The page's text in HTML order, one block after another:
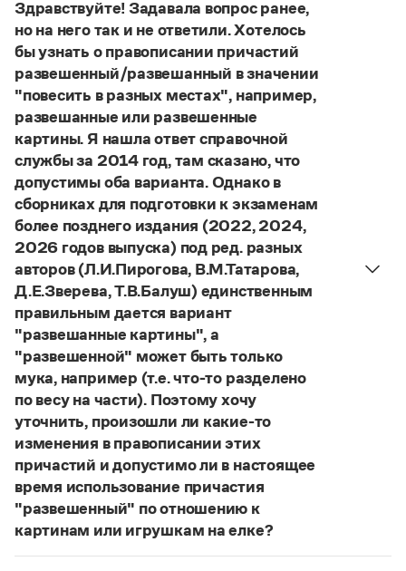
Словари русского языка как государственного
Справочники
Правила русской орфографии и пунктуации
Русский язык. Краткий теоретический курс
для школьников
Письмовник
Справочник по пунктуации
Словарь-справочник трудностей
Справочник по фразеологии
Азбучные истины
Словарь-справочник непростые слова
Все справочники портала
Журнал
Новости и события
Статьи
Монологи
Интервью
Лекции и подкасты
Рекомендуем
Учебник Грамоты
Управление в русском языке
Словарь русских имён
Словарь методических терминов
Правила русской орфографии и пунктуации
(1956)
Здравствуйте! Задавала вопрос ранее,
но на него так и не ответили. Хотелось
бы узнать о правописании причастий
развешенный/развешанный в значении
"повесить в разных местах", например,
развешанные или развешенные
картины. Я нашла ответ справочной
службы за 2014 год, там сказано, что
допустимы оба варианта. Однако в
сборниках для подготовки к экзаменам
более позднего издания (2022, 2024,
2026 годов выпуска) под ред. разных
авторов (Л.И.Пирогова, В.М.Татарова,
Д.Е.Зверева, Т.В.Балуш) единственным
правильным дается вариант
"развешанные картины", а
"развешенной" может быть только
мука, например (т.е. что-то разделено
по весу на части). Поэтому хочу
уточнить, произошли ли какие-то
изменения в правописании этих
причастий и допустимо ли в настоящее
время использование причастия
"развешенный" по отношению к
картинам или игрушкам на елке?
Нашответ2014 года по-прежнему актуален.